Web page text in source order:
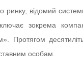
ринку, відомий
зокрема
десятиліть
особам.